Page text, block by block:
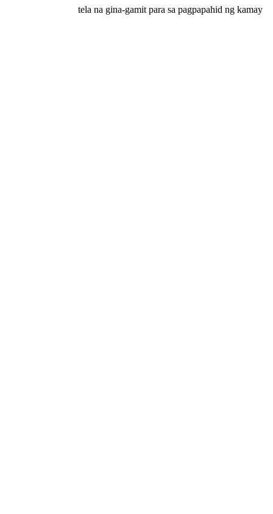
tela na gina-gamit para sa pagpapahid ng kamay